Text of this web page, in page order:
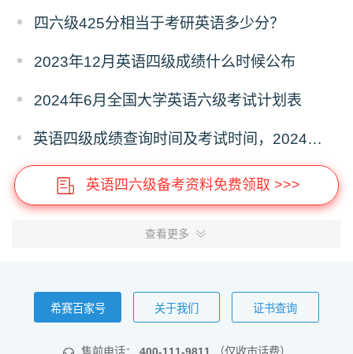
四六级425分相当于考研英语多少分？
2023年12月英语四级成绩什么时候公布
2024年6月全国大学英语六级考试计划表
英语四级成绩查询时间及考试时间，2024年时间安排不要错过！
英语四六级备考资料免费领取 >>>
查看更多
希赛百家号 关于我们 证书查询